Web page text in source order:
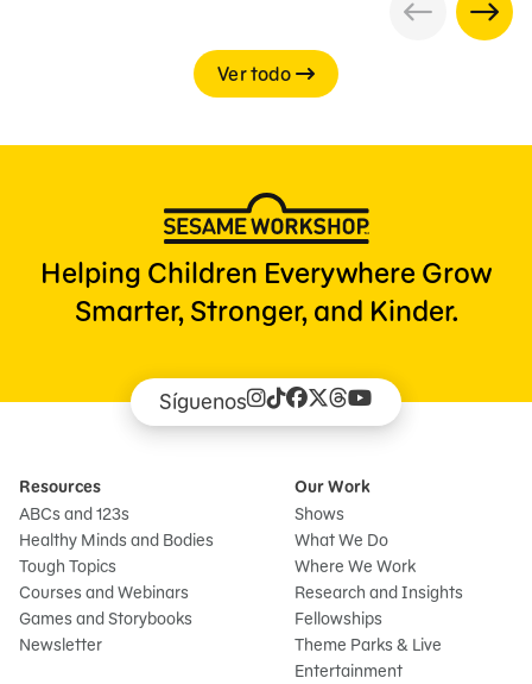
Ver todo
Helping Children Everywhere Grow
Smarter, Stronger, and Kinder.
Síguenos
Resources
ABCs and 123s
Healthy Minds and Bodies
Tough Topics
Courses and Webinars
Games and Storybooks
Newsletter
Our Work
Shows
What We Do
Where We Work
Research and Insights
Fellowships
Theme Parks & Live
Entertainment